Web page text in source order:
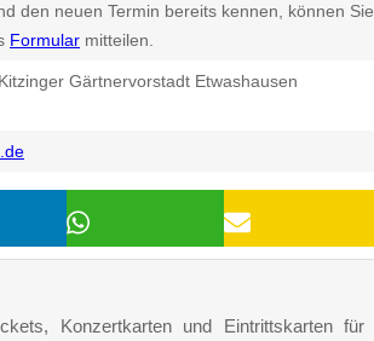
den neuen Termin bereits kennen, können Sie
Formular mitteilen.
Gärtnervorstadt Etwashausen
Konzertkarten und Eintrittskarten für